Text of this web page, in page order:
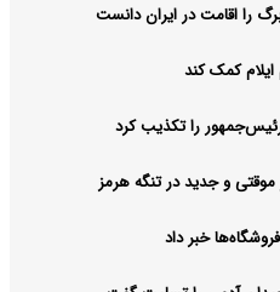
را اقامت در ایران دانست
ایلام کمک کند
رئیس‌جمهور را تکذیب کرد
و جدید در تنگه هرمز
خبر داد